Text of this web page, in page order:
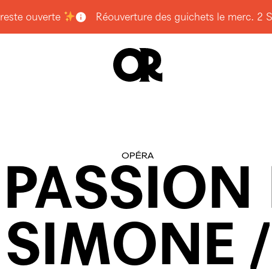
BLUESKY
YOUTUBE
LINKEDIN
TIKTOK
OPÉRA
PASSION
SIMONE /
ouverte Réouverture des guichets le merc. 2